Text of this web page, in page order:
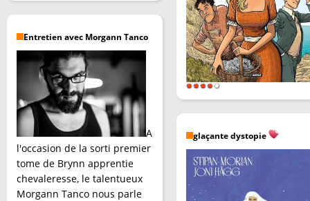
Entretien avec Morgann Tanco
A
l'occasion de la sorti premier
tome de Brynn apprentie
chevaleresse, le talentueux
Morgann Tanco nous parle
glaçante dystopie